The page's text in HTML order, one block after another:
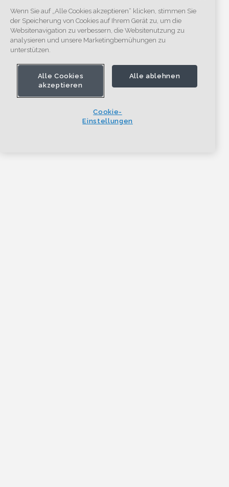
Wenn Sie auf „Alle Cookies akzeptieren“ klicken, stimmen Sie
der Speicherung von Cookies auf Ihrem Gerät zu, um die
Websitenavigation zu verbessern, die Websitenutzung zu
analysieren und unsere Marketingbemühungen zu
unterstützen.
Alle Cookies
akzeptieren
Alle ablehnen
Cookie-
Einstellungen